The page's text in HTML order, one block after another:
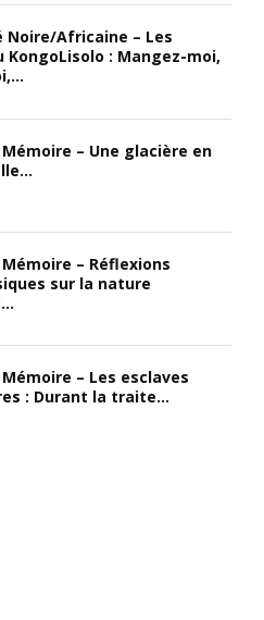
Noire/Africaine – Les
KongoLisolo : Mangez-moi,
– Une glacière en
– Réflexions
sur la nature
– Les esclaves
: Durant la traite...